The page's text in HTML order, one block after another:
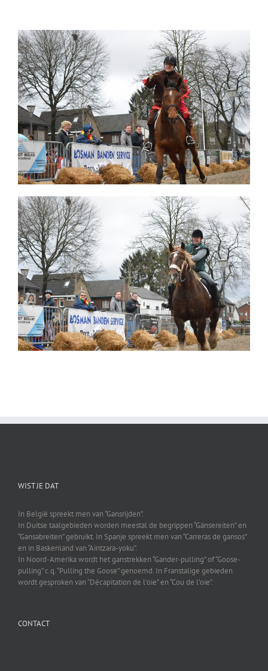
WIST JE DAT
In België spreekt men van “Gansrijden”.
In Duitse taalgebieden worden meestal de begrippen “Gänsereiten” en
“Gansabreiten” gebruikt. In Spanje spreekt men van “Carreras de gansos”
en in Baskenland van “Aintzara-yoku”.
In Noord-Amerika wordt het ganstrekken “Gander-pulling” of “Goose-
pulling” c.q. “Pulling the Goose” genoemd. In Franstalige gebieden
wordt gesproken van “Décapitation de l’oie” en “Cou de l’oie”.
CONTACT